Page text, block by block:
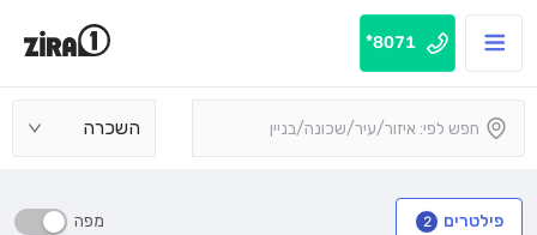
8071*
השכרה
פילטרים 2 מפה